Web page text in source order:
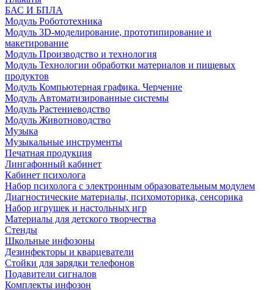
БАС И БПЛА
Модуль Робототехника
Модуль 3D-моделирование, прототипирование и
макетирование
Модуль Производство и технология
Модуль Технологии обработки материалов и пищевых
продуктов
Модуль Компьютерная графика. Черчение
Модуль Автоматизированные системы
Модуль Растениеводство
Модуль Животноводство
Музыка
Музыкальные инструменты
Печатная продукция
Лингафонный кабинет
Кабинет психолога
Набор психолога с электронным образовательным модулем
Диагностические материалы, психомоторика, сенсорика
Набор игрушек и настольных игр
Материалы для детского творчества
Стенды
Школьные инфозоны
Дезинфекторы и кварцеватели
Стойки для зарядки телефонов
Подавители сигналов
Комплекты инфозон